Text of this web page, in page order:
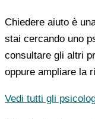
Chiedere aiuto è
stai cercando uno
consultare gli altri
oppure ampliare la
Vedi tutti gli